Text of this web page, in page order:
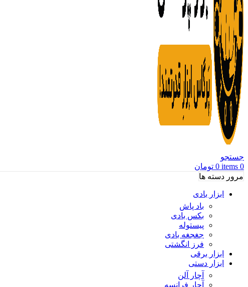
جستجو
0
items
0 تومان
مرور دسته ها
ابزار بادی
باد پاش
بکس بادی
پیستوله
جغجغه بادی
فرز انگشتی
ابزار برقی
ابزار دستی
آچار آلن
آچار فرانسه